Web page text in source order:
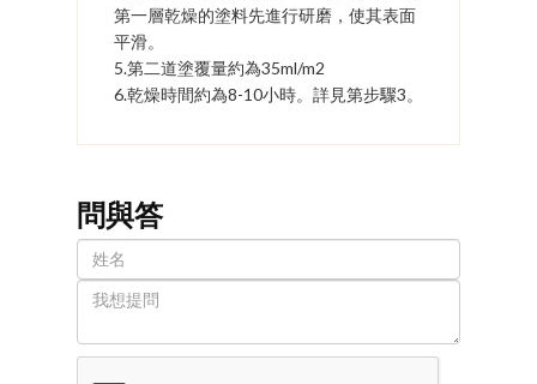
第一層乾燥的塗料先進行研磨，使其表面
平滑。
5.第二道塗覆量約為35ml/m2
6.乾燥時間約為8-10小時。詳見第步驟3。
問與答